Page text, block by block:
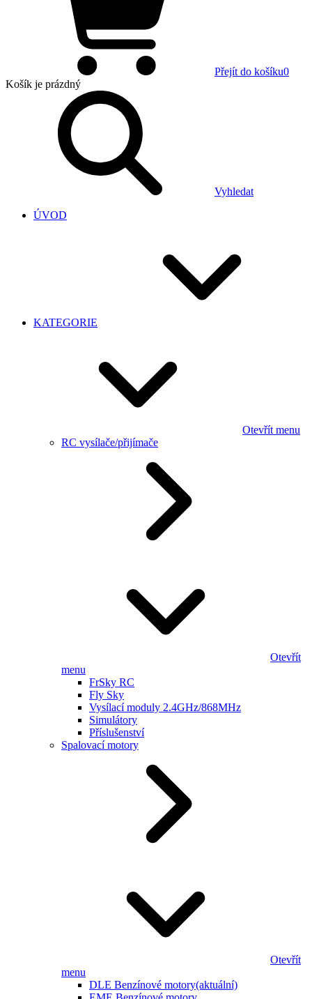
Přejít do košíku0
Košík je prázdný
Vyhledat
ÚVOD
KATEGORIE
Otevřít menu
RC vysílače/přijímače
Otevřít
menu
FrSky RC
Fly Sky
Vysílací moduly 2.4GHz/868MHz
Simulátory
Příslušenství
Spalovací motory
Otevřít
menu
DLE Benzínové motory(aktuální)